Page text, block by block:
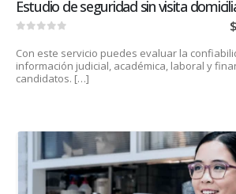
Estudio de seguridad sin visita
Con este servicio puedes evaluar la
información judicial, académica, laboral y
candidatos. […]
$